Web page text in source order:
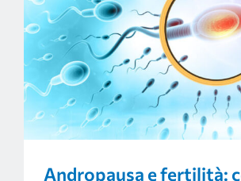
Andropausa e fertilità: